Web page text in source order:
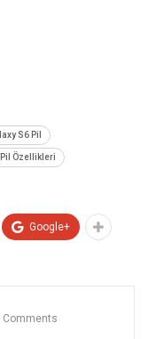
S6 Pil
Özellikleri
Google+
Comments